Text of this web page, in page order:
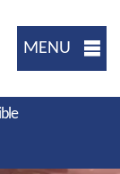
MENU